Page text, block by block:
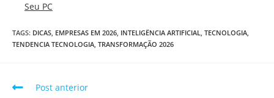
Seu PC
TAGS: DICAS, EMPRESAS EM 2026, INTELIGËNCIA ARTIFICIAL, TECNOLOGIA,
TENDENCIA TECNOLOGIA, TRANSFORMAÇÃO 2026
Post anterior